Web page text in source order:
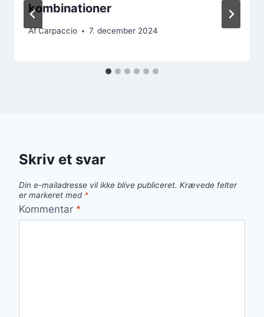
kombinationer
AfCarpaccio 7. december 2024
Skriv et svar
Din e-mailadresse vil ikke blive publiceret. Krævede felter
er markeret med *
Kommentar *